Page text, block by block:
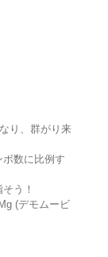
り、群がり来
数に比例す
う！
(デモムービ